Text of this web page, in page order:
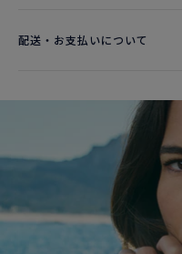
配送・お支払いについて